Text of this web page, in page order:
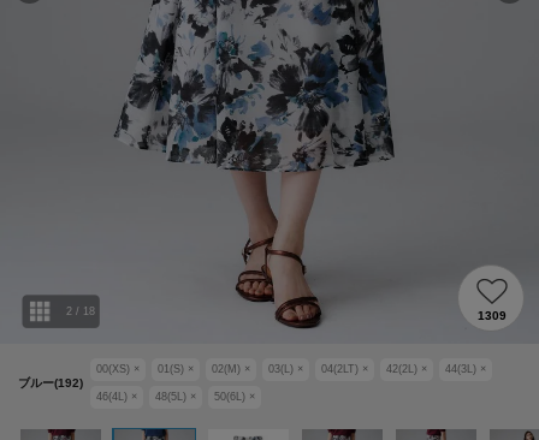
ブルー(192)
00(XS) × 01(S) × 02(M) × 03(L) × 04(2LT) × 42(2L) × 44(3L) ×
46(4L) × 48(5L) × 50(6L) ×
2 / 18 1309